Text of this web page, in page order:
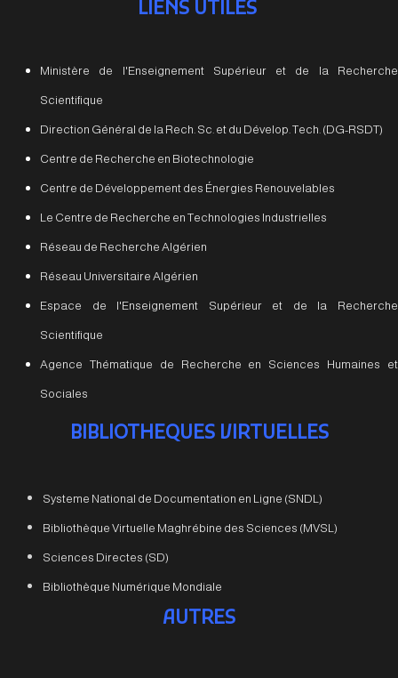
LIENS UTILES
Ministère de l'Enseignement Supérieur et de la Recherche
Scientifique
Direction Général de la Rech. Sc. et du Dévelop. Tech. (DG-RSDT)
Centre de Recherche en Biotechnologie
Centre de Développement des Énergies Renouvelables
Le Centre de Recherche en Technologies Industrielles
Réseau de Recherche Algérien
Réseau Universitaire Algérien
Espace de l'Enseignement Supérieur et de la Recherche
Scientifique
Agence Thématique de Recherche en Sciences Humaines et
Sociales
BIBLIOTHEQUES VIRTUELLES
Systeme National de Documentation en Ligne (SNDL)
Bibliothèque Virtuelle Maghrébine des Sciences (MVSL)
Sciences Directes (SD)
Bibliothèque Numérique Mondiale
AUTRES